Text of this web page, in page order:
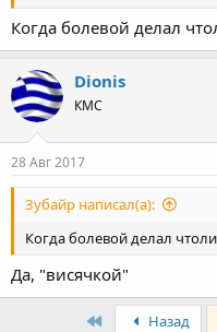
Когда болевой делал
Dionis
КМС
28 Авг 2017
Зубайр написал(а):
Когда болевой делал
Да, "висячкой"
First Назад